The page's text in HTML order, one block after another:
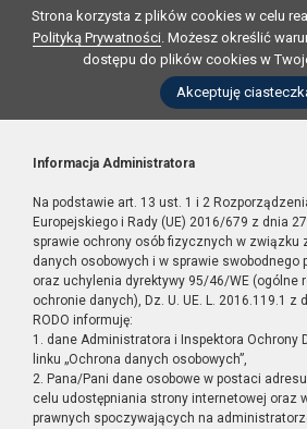
Strona korzysta z plików cookies w celu
Polityką Prywatności. Możesz określić
dostępu do plików cookies w
Akceptuję
Informacja Administratora
Na podstawie art. 13 ust. 1 i 2
Europejskiego i Rady (UE) 2016/679 z dnia
sprawie ochrony osób fizycznych w związku
danych osobowych i w sprawie swobodnego
oraz uchylenia dyrektywy 95/46/WE (ogólne
ochronie danych), Dz. U. UE. L. 2016.119.1 z
RODO informuję:
1. dane Administratora i Inspektora Ochrony
linku „Ochrona danych osobowych”,
2. Pana/Pani dane osobowe w postaci
celu udostępniania strony internetowej oraz
prawnych spoczywających na